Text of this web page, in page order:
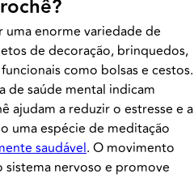
enorme variedade de
de decoração, brinquedos,
como bolsas e cestos.
de saúde mental indicam
ajudam a reduzir o estresse e a
uma espécie de meditação
saudável. O movimento
sistema nervoso e promove